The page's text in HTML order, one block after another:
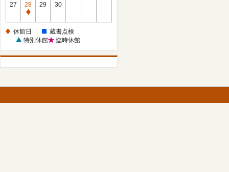
27
28
休
日
29 30
休館日
蔵書点検
特別休館
臨時休館